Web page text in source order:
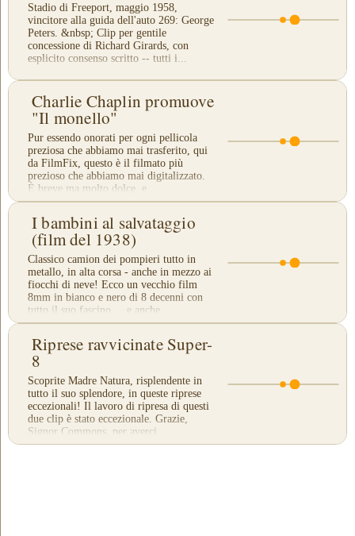
Stadio di Freeport, maggio 1958,
vincitore alla guida dell'auto 269: George
Peters. &nbsp; Clip per gentile
concessione di Richard Girards, con
esplicito consenso scritto -- tutti i...
Charlie Chaplin promuove
"Il monello"
Pur essendo onorati per ogni pellicola
preziosa che abbiamo mai trasferito, qui
da FilmFix, questo è il filmato più
prezioso che abbiamo mai digitalizzato.
È breve ma molto dolce, e...
I bambini al salvataggio
(film del 1938)
Classico camion dei pompieri tutto in
metallo, in alta corsa - anche in mezzo ai
fiocchi di neve! Ecco un vecchio film
8mm in bianco e nero di 8 decenni con
tutto il suo fascino ... e anche...
Riprese ravvicinate Super-
8
Scoprite Madre Natura, risplendente in
tutto il suo splendore, in queste riprese
eccezionali! Il lavoro di ripresa di questi
due clip è stato eccezionale. Grazie,
Signor Commons, per averci...